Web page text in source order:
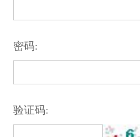
密码:
验证码: